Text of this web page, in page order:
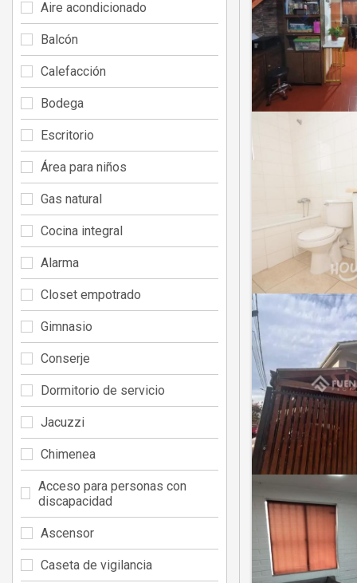
Aire acondicionado
Balcón
Calefacción
Bodega
Escritorio
Área para niños
Gas natural
Cocina integral
Alarma
Closet empotrado
Gimnasio
Conserje
Dormitorio de servicio
Jacuzzi
Chimenea
Acceso para personas con
discapacidad
Ascensor
Caseta de vigilancia